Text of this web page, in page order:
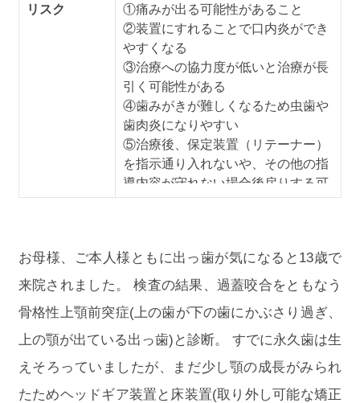
リスク
①痛みが出る可能性があること
②装置にすれることで口内炎ができ
やすくなる
③治療への協力度が低いと治療が長
引く可能性がある
④歯みがきが難しくなるため虫歯や
歯肉炎になりやすい
⑤治療後、保定装置（リテーナー）
を指示通り入れないや、その他の指
導内容が守れない場合後戻りする可
能性がある
ませんので参考としてご覧くださ
い。 なお、記載の矯正装置は完成物
品副作用被害救済制度の対象外とな
る場合があります。
お母様、ご本人様ともに出っ歯が気になると13歳で
来院されました。 検査の結果、過蓋咬合をともなう
骨格性上顎前突症(上の歯が下の歯にかぶさり過ぎ、
上の顎が出ている出っ歯)と診断。 すでに永久歯は生
えそろっていましたが、まだ少し顎の成長がみられ
たためヘッドギア装置と床装置(取り外し可能な矯正